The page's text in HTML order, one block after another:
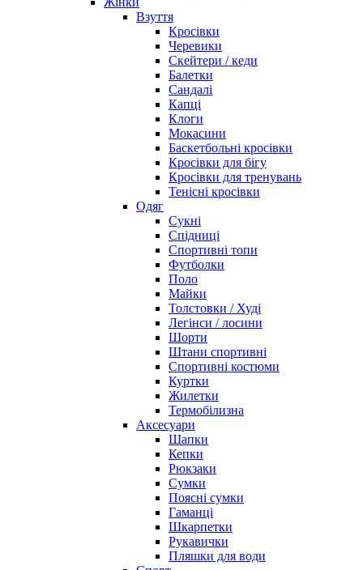
Взуття
Кросівки
Черевики
Скейтери / кеди
Балетки
Сандалі
Капці
Клоги
Мокасини
Баскетбольні кросівки
Кросівки для бігу
Кросівки для тренувань
Тенісні кросівки
Одяг
Сукні
Спідниці
Спортивні топи
Футболки
Поло
Майки
Толстовки / Худі
Легінси / лосини
Шорти
Штани спортивні
Спортивні костюми
Куртки
Жилетки
Термобілизна
Аксесуари
Шапки
Кепки
Рюкзаки
Сумки
Поясні сумки
Гаманці
Шкарпетки
Рукавички
Пляшки для води